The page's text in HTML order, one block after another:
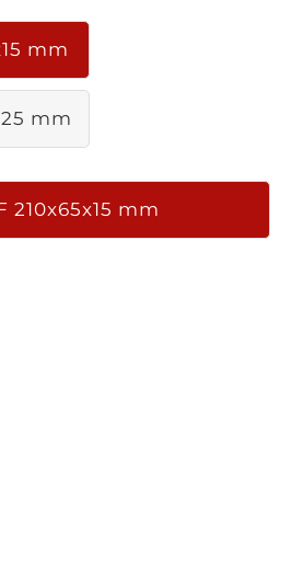
mm
mm
210x65x15 mm